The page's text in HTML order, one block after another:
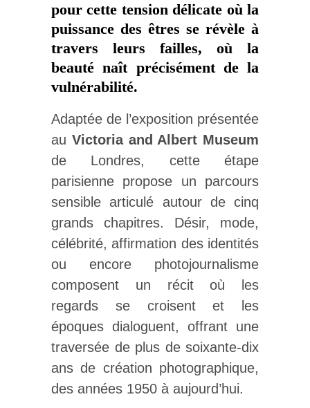
pour cette tension délicate où la
puissance des êtres se révèle à
travers leurs failles, où la
beauté naît précisément de la
vulnérabilité.
Adaptée de l’exposition présentée
au Victoria and Albert Museum
de Londres, cette étape
parisienne propose un parcours
sensible articulé autour de cinq
grands chapitres. Désir, mode,
célébrité, affirmation des identités
ou encore photojournalisme
composent un récit où les
regards se croisent et les
époques dialoguent, offrant une
traversée de plus de soixante-dix
ans de création photographique,
des années 1950 à aujourd’hui.